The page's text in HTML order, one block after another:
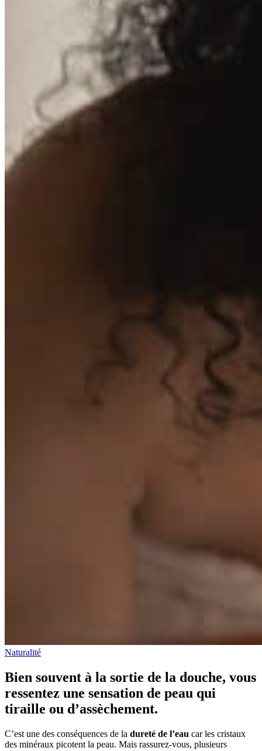
Naturalité
Bien souvent à la sortie de la douche, vous
ressentez une sensation de peau qui
tiraille ou d’assèchement.
C’est une des conséquences de la dureté de l’eau car les cristaux
des minéraux picotent la peau. Mais rassurez-vous, plusieurs